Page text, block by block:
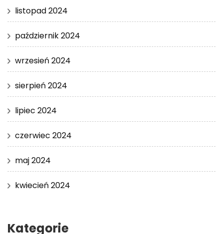
listopad 2024
październik 2024
wrzesień 2024
sierpień 2024
lipiec 2024
czerwiec 2024
maj 2024
kwiecień 2024
Kategorie